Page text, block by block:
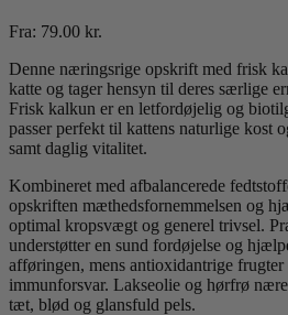
Fra: 79.00 kr.
Denne næringsrige opskrift med frisk
katte og tager hensyn til deres særlige
Frisk kalkun er en letfordøjelig og
passer perfekt til kattens naturlige kost
samt daglig vitalitet.
Kombineret med afbalancerede
opskriften mæthedsfornemmelsen og
optimal kropsvægt og generel trivsel.
understøtter en sund fordøjelse og
afføringen, mens antioxidantrige
immunforsvar. Lakseolie og hørfrø
tæt, blød og glansfuld pels.